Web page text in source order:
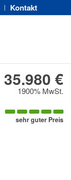
Kontakt
35.980 €
1900% MwSt.
sehr guter Preis